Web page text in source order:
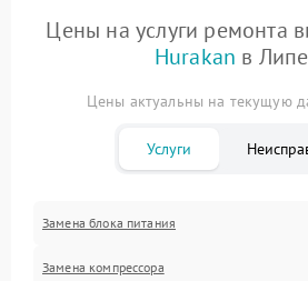
Цены на услуги ремонта
Hurakan в
Цены актуальны на текущую
Услуги
Замена блока питания
Замена компрессора